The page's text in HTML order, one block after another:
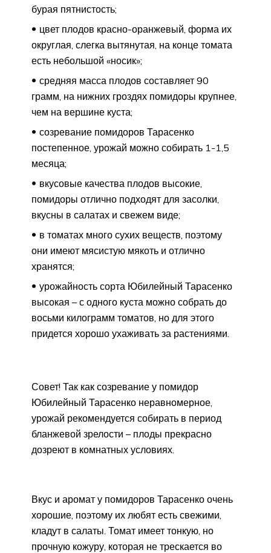
бурая пятнистость;
цвет плодов красно-оранжевый, форма их
округлая, слегка вытянутая, на конце томата
есть небольшой «носик»;
средняя масса плодов составляет 90
грамм, на нижних гроздях помидоры крупнее,
чем на вершине куста;
созревание помидоров Тарасенко
постепенное, урожай можно собирать 1-1,5
месяца;
вкусовые качества плодов высокие,
помидоры отлично подходят для засолки,
вкусны в салатах и свежем виде;
в томатах много сухих веществ, поэтому
они имеют мясистую мякоть и отлично
хранятся;
урожайность сорта Юбилейный Тарасенко
высокая – с одного куста можно собрать до
восьми килограмм томатов, но для этого
придется хорошо ухаживать за растениями.
Совет! Так как созревание у помидор
Юбилейный Тарасенко неравномерное,
урожай рекомендуется собирать в период
бланжевой зрелости – плоды прекрасно
дозреют в комнатных условиях.
Вкус и аромат у помидоров Тарасенко очень
хорошие, поэтому их любят есть свежими,
кладут в салаты. Томат имеет тонкую, но
прочную кожуру, которая не трескается во